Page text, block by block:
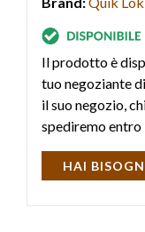
Il prodotto è
tuo negoziante
il suo negozio,
spediremo entro
HAI